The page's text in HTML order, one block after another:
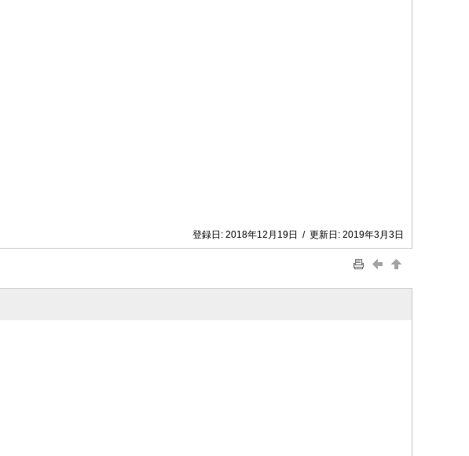
登録日: 2018年12月19日 / 更新日: 2019年3月3日